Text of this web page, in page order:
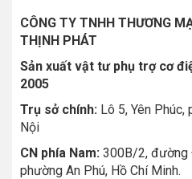
CÔNG TY TNHH THƯƠNG
THỊNH PHÁT
Sản xuất vật tư phụ trợ cơ
2005
Trụ sở chính: Lô 5, Yên Phúc,
Nội
CN phía Nam: 300B/2, đường
phường An Phú, Hồ Chí Minh.